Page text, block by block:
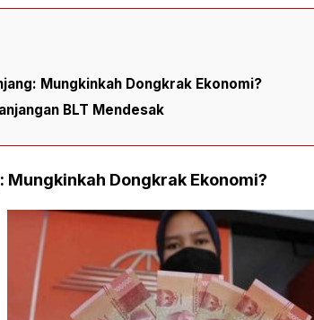
Mungkinkah Dongkrak Ekonomi?
BLT Mendesak
Mungkinkah Dongkrak Ekonomi?